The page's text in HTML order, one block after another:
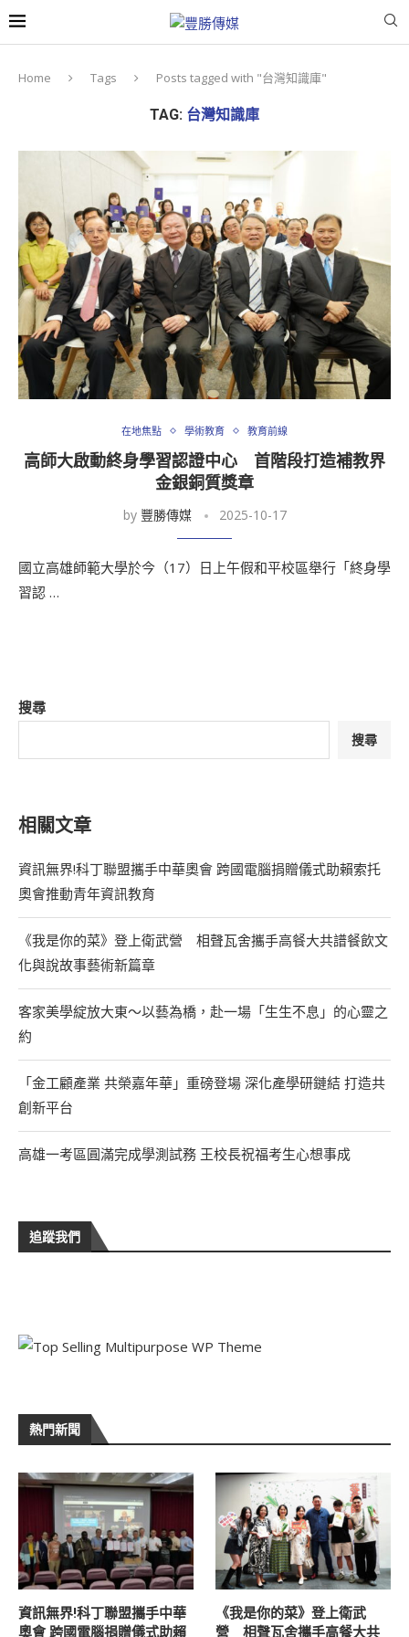
Home Tags Posts tagged with "台灣知識庫"
TAG: 台灣知識庫
在地焦點 學術教育 教育前線
高師大啟動終身學習認證中心 首階段打造補教界
金銀銅質獎章
by 豐勝傳媒 2025-10-17
國立高雄師範大學於今（17）日上午假和平校區舉行「終身學
習認 …
搜尋
搜尋
相關文章
資訊無界!科丁聯盟攜手中華奧會 跨國電腦捐贈儀式助賴索托
奧會推動青年資訊教育
《我是你的菜》登上衛武營 相聲瓦舍攜手高餐大共譜餐飲文
化與說故事藝術新篇章
客家美學綻放大東～以藝為橋，赴一場「生生不息」的心靈之
約
「金工顧產業 共榮嘉年華」重磅登場 深化產學研鏈結 打造共
創新平台
高雄一考區圓滿完成學測試務 王校長祝福考生心想事成
追蹤我們
熱門新聞
資訊無界!科丁聯盟攜手中華
奧會 跨國電腦捐贈儀式助賴
《我是你的菜》登上衛武
營 相聲瓦舍攜手高餐大共